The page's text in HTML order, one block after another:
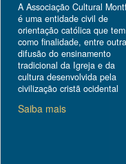
A Associação Cultural
é uma entidade civil de
orientação católica que tem
como finalidade, entre
difusão do ensinamento
tradicional da Igreja e da
cultura desenvolvida pela
civilização cristã ocidental
Saiba mais